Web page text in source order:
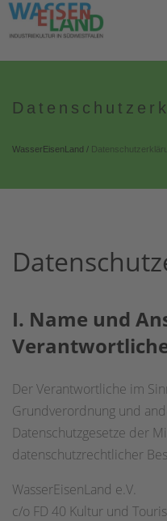
WasserEisenLand /
I. Name und
Verantwort
Der Verantwortliche im
Grundverordnung und
Datenschutzgesetze der
datenschutzrechtlicher
WasserEisenLand e.V.
c/o FD 40 Kultur und